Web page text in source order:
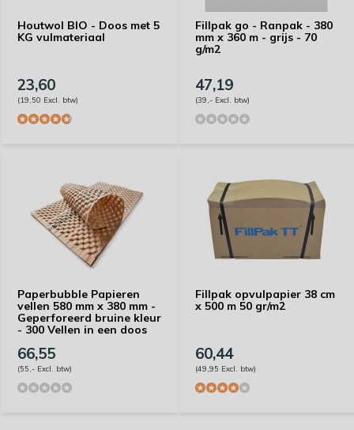
Houtwol BIO - Doos met 5
KG vulmateriaal
23,60
(19,50 Excl. btw)
Fillpak go - Ranpak - 380
mm x 360 m - grijs - 70
g/m2
47,19
(39,- Excl. btw)
Paperbubble Papieren
vellen 580 mm x 380 mm -
Geperforeerd bruine kleur
- 300 Vellen in een doos
66,55
(55,- Excl. btw)
Fillpak opvulpapier 38 cm
x 500 m 50 gr/m2
60,44
(49,95 Excl. btw)